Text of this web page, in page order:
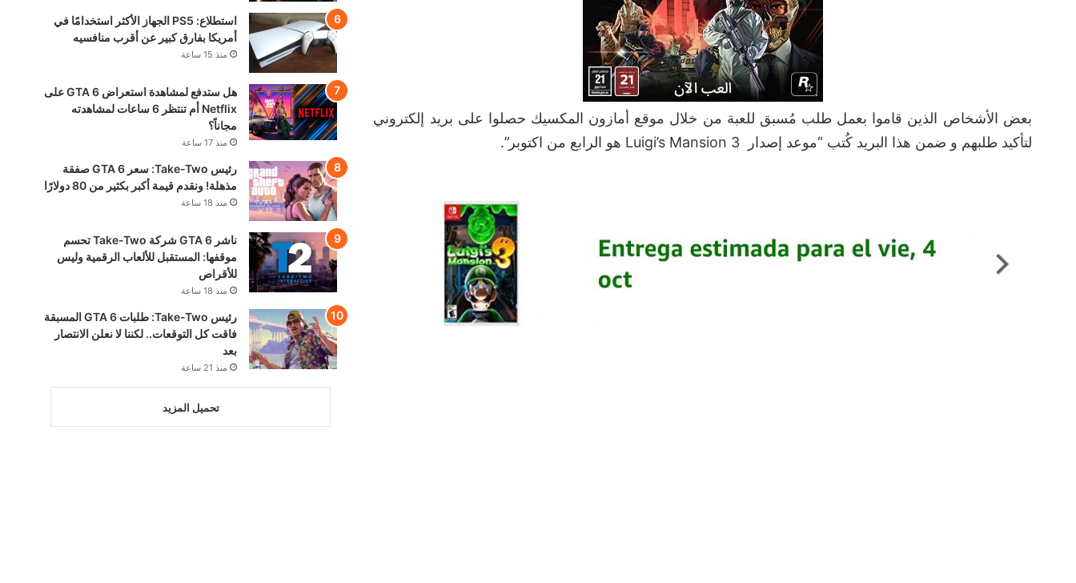
بعض الأشخاص الذين قاموا بعمل طلب مُسبق للعبة من خلال موقع أمازون المكسيك حصلوا على بريد إلكتروني
لتأكيد طلبهم و ضمن هذا البريد كُتب “موعد إصدار Luigi’s Mansion 3 هو الرابع من اكتوبر”.
استطلاع: PS5 الجهاز الأكثر استخدامًا في
أمريكا بفارق كبير عن أقرب منافسيه
منذ 15 ساعة
هل ستدفع لمشاهدة استعراض GTA 6 على
Netflix أم تنتظر 6 ساعات لمشاهدته
مجاناً؟
منذ 17 ساعة
رئيس Take-Two: سعر GTA 6 صفقة
مذهلة! ونقدم قيمة أكبر بكثير من 80 دولارًا
منذ 18 ساعة
ناشر GTA 6 شركة Take-Two تحسم
موقفها: المستقبل للألعاب الرقمية وليس
للأقراص
منذ 18 ساعة
رئيس Take-Two: طلبات GTA 6 المسبقة
فاقت كل التوقعات.. لكننا لا نعلن الانتصار
بعد
منذ 21 ساعة
تحميل المزيد